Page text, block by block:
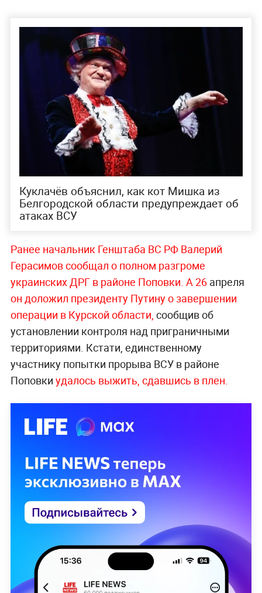
Куклачёв объяснил, как кот Мишка из
Белгородской области предупреждает об
атаках ВСУ
Ранее начальник Генштаба ВС РФ Валерий
Герасимов сообщал о полном разгроме
украинских ДРГ в районе Поповки. А 26 апреля
он доложил президенту Путину о завершении
операции в Курской области, сообщив об
установлении контроля над приграничными
территориями. Кстати, единственному
участнику попытки прорыва ВСУ в районе
Поповки удалось выжить, сдавшись в плен.